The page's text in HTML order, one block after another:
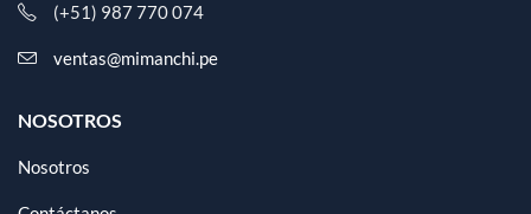
(+51) 987 770 074
ventas@mimanchi.pe
NOSOTROS
Nosotros